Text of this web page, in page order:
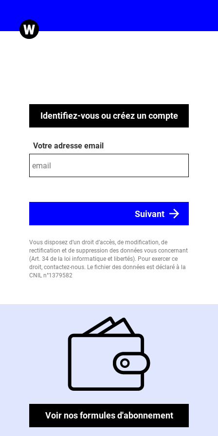
Identifiez-vous ou créez un compte
Votre adresse email
Vous disposez d’un droit d’accès, de modification, de
rectification et de suppression des données vous concernant
(Art. 34 de la loi informatique et libertés). Pour exercer ce
droit, contactez-nous. Le fichier des données est déclaré à la
CNIL n°1379582
Voir nos formules d'abonnement